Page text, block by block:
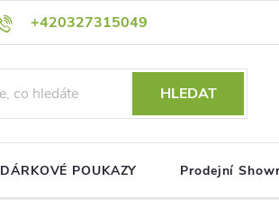
+420327315049
Podmínky ochrany osobních údajů
HLEDAT
DÁRKOVÉ POUKAZY Prodejní